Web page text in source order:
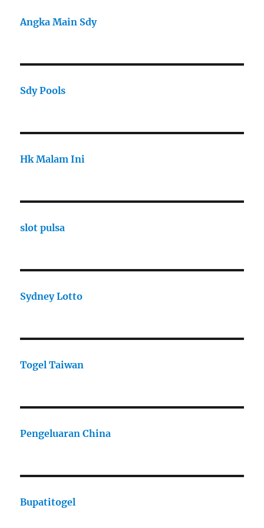
Angka Main Sdy
Sdy Pools
Hk Malam Ini
slot pulsa
Sydney Lotto
Togel Taiwan
Pengeluaran China
Bupatitogel